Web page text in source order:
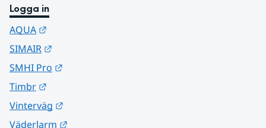
Logga in
AQUA
SIMAIR
SMHI Pro
Timbr
Vinterväg
Väderlarm